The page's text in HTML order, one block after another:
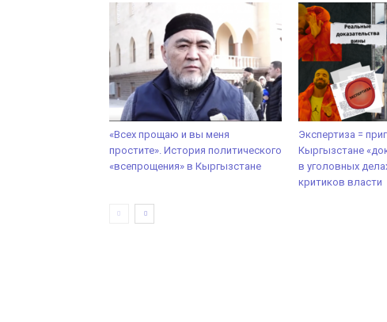
«Всех прощаю и вы меня
простите». История политического
«всепрощения» в Кыргызстане
Экспертиза =
Кыргызстане
в уголовных
критиков власти